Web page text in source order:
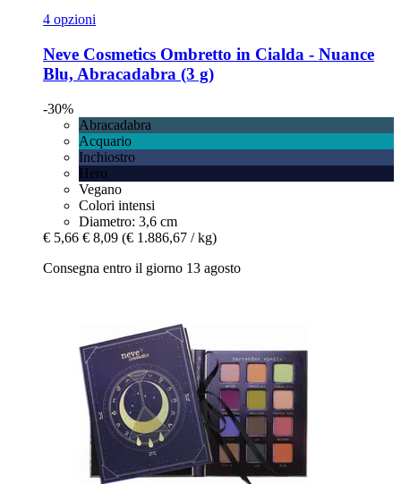
4 opzioni
Neve Cosmetics Ombretto in Cialda -​ Nuance
Blu, Abracadabra (3 g)
-30%
Abracadabra
Acquario
Inchiostro
Hero
Vegano
Colori intensi
Diametro: 3,6 cm
€ 5,66 € 8,09 (€ 1.886,67 / kg)
Consegna entro il giorno 13 agosto